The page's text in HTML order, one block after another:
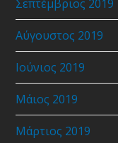
Σεπτέμβριος 2019
Αύγουστος 2019
Ιούνιος 2019
Μάιος 2019
Μάρτιος 2019